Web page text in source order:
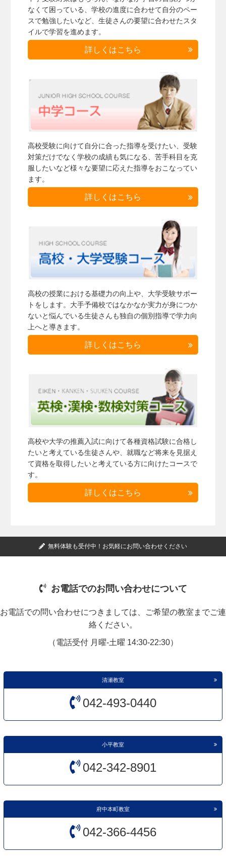
なくて困っている、学校の進度に合わせて自分のペー
スで勉強したいなど、生徒さんの要望に合わせたスタ
イルで学習を進めます。
詳しくはこちら
高校受験に向けて自分に合った指導を受けたい、受験
対策だけでなく学校の成績も気になる、苦手科目を克
服したいなど様々な要望に応えた指導をおこなってい
ます。
詳しくはこちら
高校の授業における基礎力の向上や、大学受験サポー
トをします。大手予備校ではなかなか実力が身につか
ないと悩んでいる生徒さんも独自の個別指導で学力向
上へと導きます。
詳しくはこちら
高校や大学の推薦入試に向けて各種資格試験に合格し
たいと考えている生徒さんや、就職など将来を見据え
て資格を取得したいと考えている方に向けたコースで
す。
詳しくはこちら
無料体験も受付中！お気軽にお問い合わせください
お電話でのお問い合わせについて
お電話での問い合わせにつきましては、ご希望の教室までご連
絡ください。
（電話受付 月曜-土曜 14:30-22:30）
清瀬教室
042-493-0440
小平教室
042-342-8901
府中本町教室
042-366-4456